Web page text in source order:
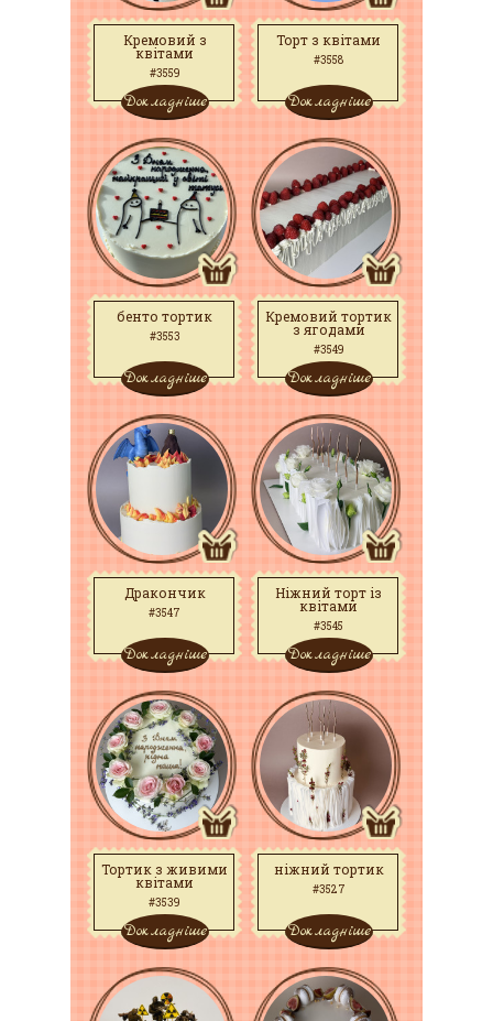
Кремовий з
квітами
#3559
Докладніше
Торт з квітами
#3558
Докладніше
бенто тортик
#3553
Докладніше
Кремовий тортик
з ягодами
#3549
Докладніше
Дракончик
#3547
Докладніше
Ніжний торт із
квітами
#3545
Докладніше
Тортик з живими
квітами
#3539
Докладніше
ніжний тортик
#3527
Докладніше